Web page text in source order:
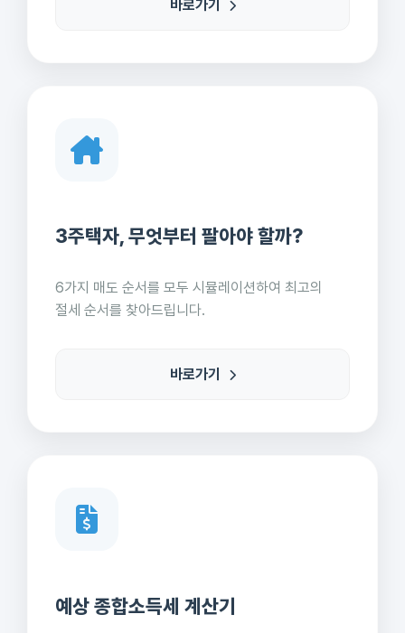
바로가기
3주택자, 무엇부터 팔아야 할까?
6가지 매도 순서를 모두 시뮬레이션하여 최고의
절세 순서를 찾아드립니다.
바로가기
예상 종합소득세 계산기